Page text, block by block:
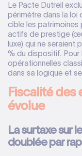
Le Pacte Dutreil
périmètre dans la loi
cible les patrimoines
actifs de prestige
luxe) qui ne seraient
% du dispositif. Pour
opérationnelles
dans sa logique et
Fiscalité des
évolue
La surtaxe sur
doublée par